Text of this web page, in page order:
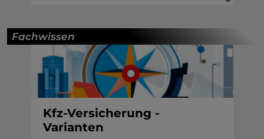
Fachwissen
Kfz-Versicherung -
Varianten